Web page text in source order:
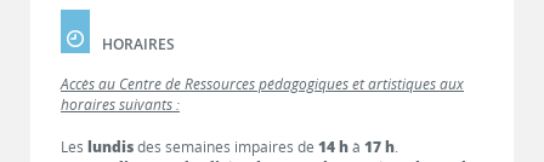
HORAIRES
Accès au Centre de Ressources pédagogiques et artistiques aux
horaires suivants :
Les lundisdes semaines impaires de 14 hà 17 h.